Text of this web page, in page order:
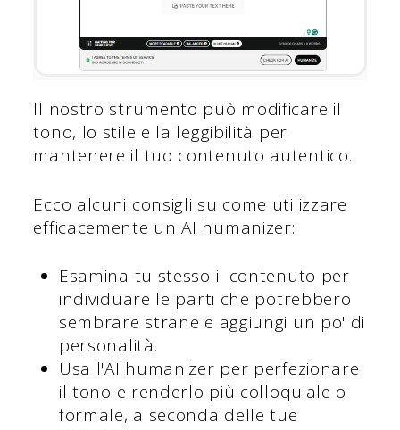
Il nostro strumento può modificare il
tono, lo stile e la leggibilità per
mantenere il tuo contenuto autentico.
Ecco alcuni consigli su come utilizzare
efficacemente un AI humanizer:
Esamina tu stesso il contenuto per
individuare le parti che potrebbero
sembrare strane e aggiungi un po' di
personalità.
Usa l'AI humanizer per perfezionare
il tono e renderlo più colloquiale o
formale, a seconda delle tue